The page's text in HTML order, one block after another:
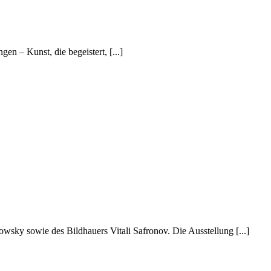
– Kunst, die begeistert, [...]
sowie des Bildhauers Vitali Safronov. Die Ausstellung [...]